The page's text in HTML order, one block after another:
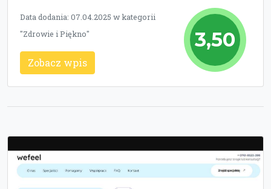
3,50
Data dodania: 07.04.2025 w kategorii
"Zdrowie i Piękno"
Zobacz wpis